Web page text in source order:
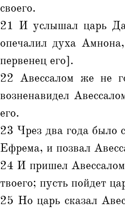
своего.
21 И услышал царь
опечалил духа
первенец его].
22 Авессалом же не
возненавидел
его.
23 Чрез два года было
Ефрема, и позвал
24 И пришел
твоего; пусть пойдет
25 Но царь сказал